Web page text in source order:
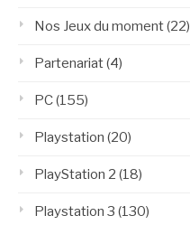
Nos Jeux du moment(22)
Partenariat(4)
PC(155)
Playstation (20)
PlayStation 2 (18)
Playstation 3 (130)